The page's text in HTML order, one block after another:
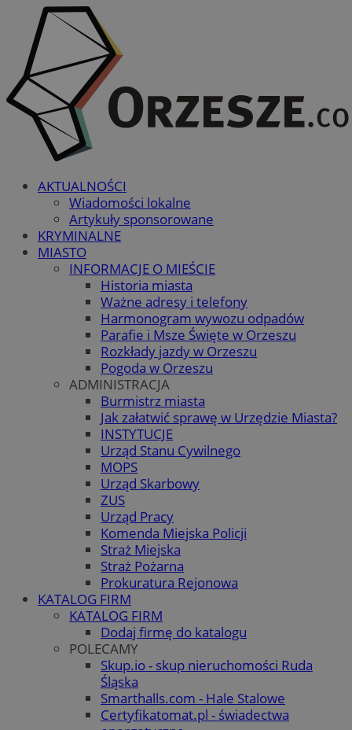
AKTUALNOŚCI
Wiadomości lokalne
Artykuły sponsorowane
KRYMINALNE
MIASTO
INFORMACJE O MIEŚCIE
Historia miasta
Ważne adresy i telefony
Harmonogram wywozu odpadów
Parafie i Msze Święte w Orzeszu
Rozkłady jazdy w Orzeszu
Pogoda w Orzeszu
ADMINISTRACJA
Burmistrz miasta
Jak załatwić sprawę w Urzędzie Miasta?
INSTYTUCJE
Urząd Stanu Cywilnego
MOPS
Urząd Skarbowy
ZUS
Urząd Pracy
Komenda Miejska Policji
Straż Miejska
Straż Pożarna
Prokuratura Rejonowa
KATALOG FIRM
KATALOG FIRM
Dodaj firmę do katalogu
POLECAMY
Skup.io - skup nieruchomości Ruda
Śląska
Smarthalls.com - Hale Stalowe
Certyfikatomat.pl - świadectwa